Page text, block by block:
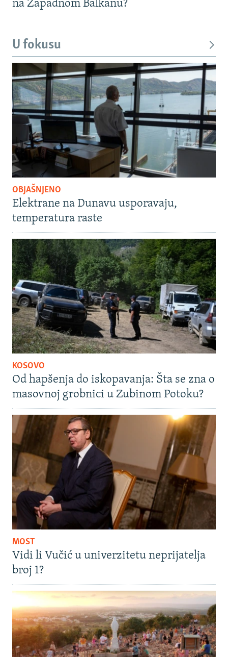
na Zapadnom Balkanu?
U fokusu
OBJAŠNJENO
Elektrane na Dunavu usporavaju,
temperatura raste
KOSOVO
Od hapšenja do iskopavanja: Šta se zna o
masovnoj grobnici u Zubinom Potoku?
MOST
Vidi li Vučić u univerzitetu neprijatelja
broj 1?